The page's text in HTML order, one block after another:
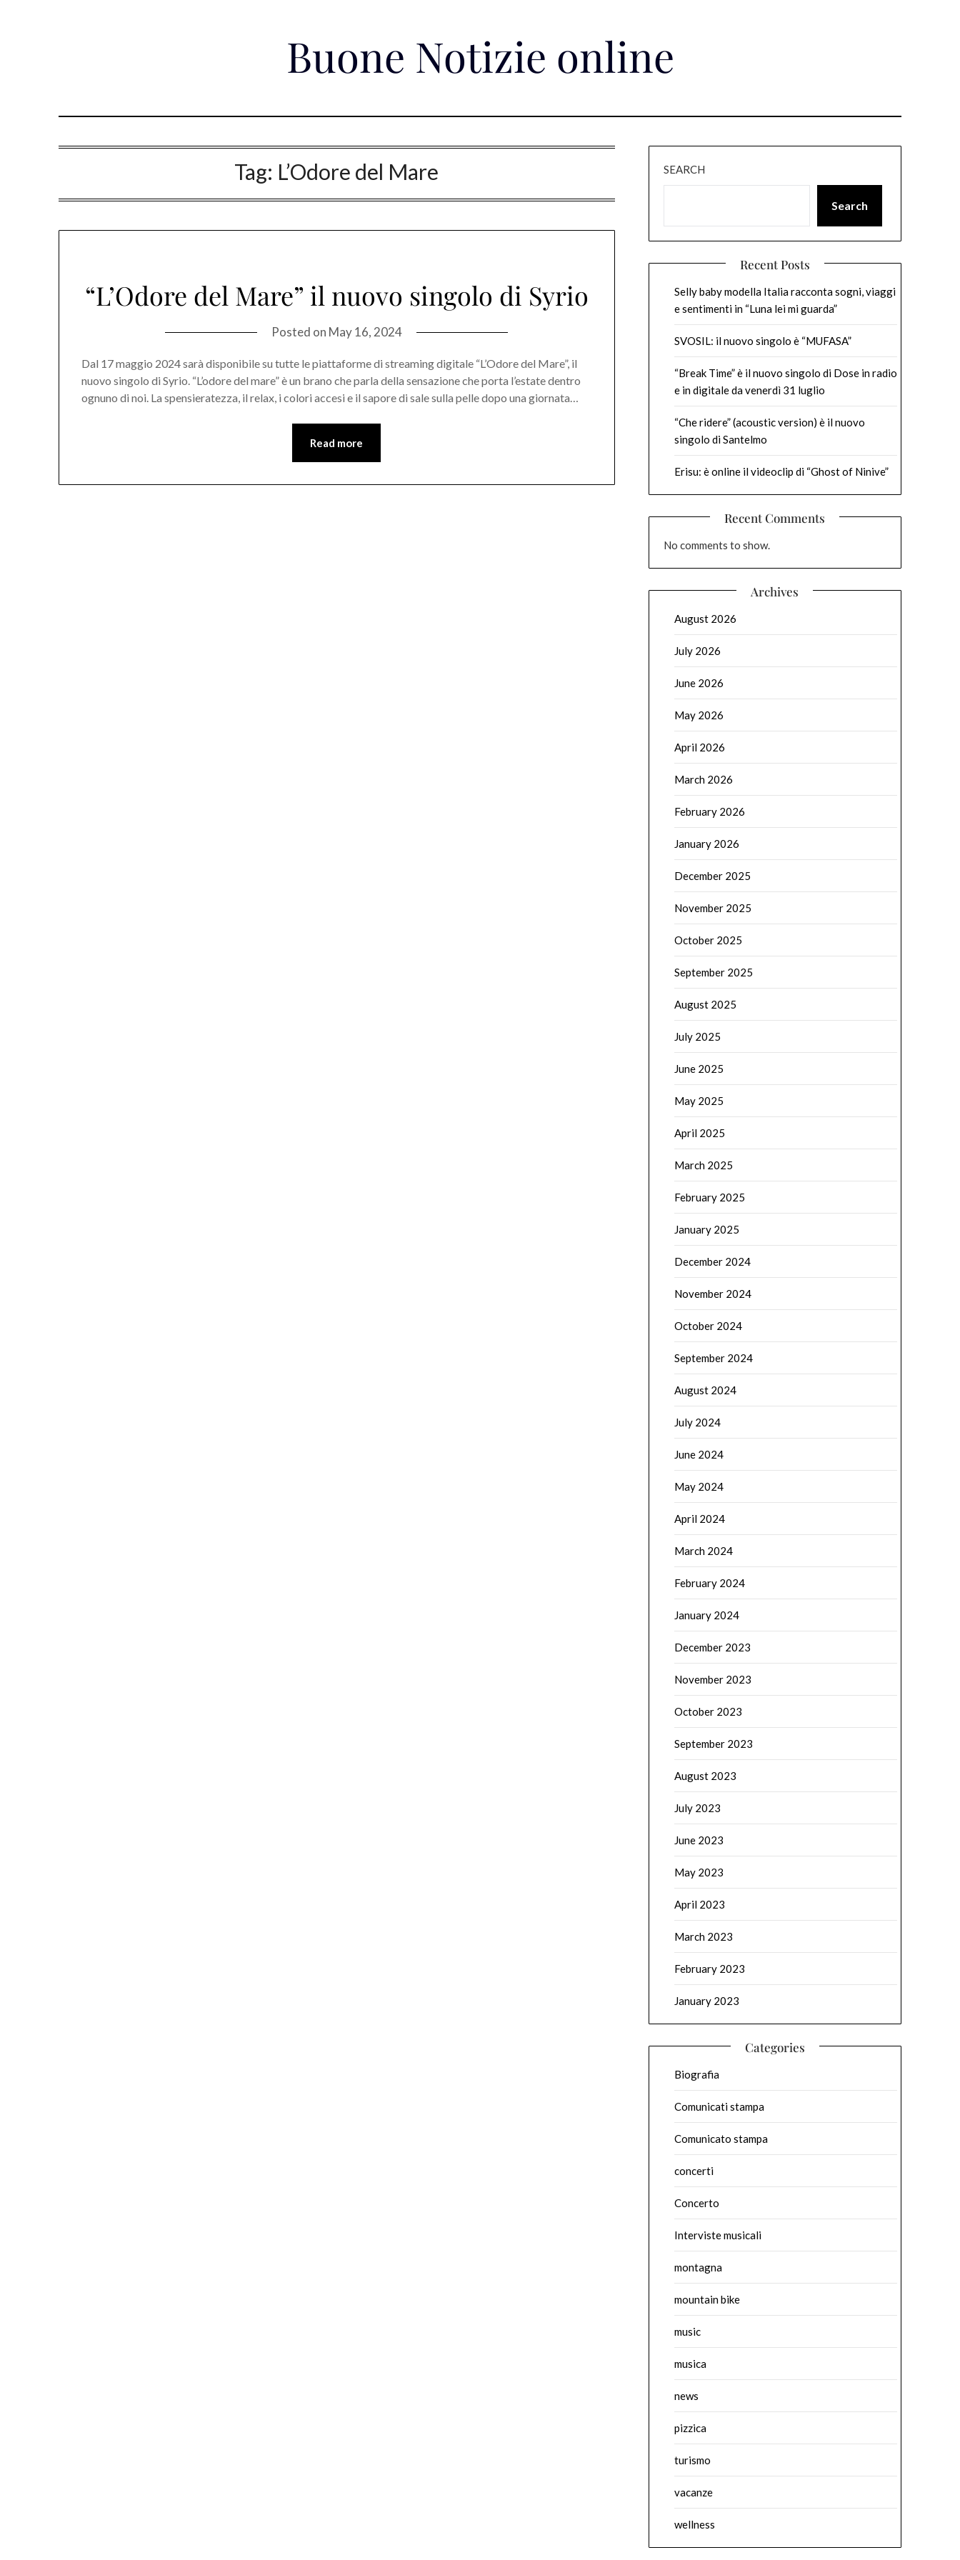
Buone Notizie online
Tag: L’Odore del Mare
“L’Odore del Mare” il nuovo singolo di Syrio
Posted on May 16, 2024
Dal 17 maggio 2024 sarà disponibile su tutte le piattaforme di streaming digitale “L’Odore del Mare”, il
nuovo singolo di Syrio. “L’odore del mare” è un brano che parla della sensazione che porta l’estate dentro
ognuno di noi. La spensieratezza, il relax, i colori accesi e il sapore di sale sulla pelle dopo una giornata…
Read more
SEARCH
Search
Recent Posts
Selly baby modella Italia racconta sogni, viaggi
e sentimenti in “Luna lei mi guarda”
SVOSIL: il nuovo singolo è “MUFASA”
“Break Time” è il nuovo singolo di Dose in radio
e in digitale da venerdì 31 luglio
“Che ridere” (acoustic version) è il nuovo
singolo di Santelmo
Erisu: è online il videoclip di “Ghost of Ninive”
Recent Comments
No comments to show.
Archives
August 2026
July 2026
June 2026
May 2026
April 2026
March 2026
February 2026
January 2026
December 2025
November 2025
October 2025
September 2025
August 2025
July 2025
June 2025
May 2025
April 2025
March 2025
February 2025
January 2025
December 2024
November 2024
October 2024
September 2024
August 2024
July 2024
June 2024
May 2024
April 2024
March 2024
February 2024
January 2024
December 2023
November 2023
October 2023
September 2023
August 2023
July 2023
June 2023
May 2023
April 2023
March 2023
February 2023
January 2023
Categories
Biografia
Comunicati stampa
Comunicato stampa
concerti
Concerto
Interviste musicali
montagna
mountain bike
music
musica
news
pizzica
turismo
vacanze
wellness